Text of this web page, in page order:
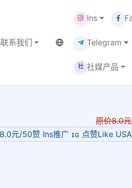
联系我们 当前语言：中文
Ins
Telegram
社 社媒产品
原价8.0元
8.0元/50赞 Ins推广 ɪɢ 点赞Like USA